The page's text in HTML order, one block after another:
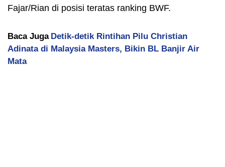
Fajar/Rian di posisi teratas ranking BWF.
Baca Juga Detik-detik Rintihan Pilu Christian
Adinata di Malaysia Masters, Bikin BL Banjir Air
Mata